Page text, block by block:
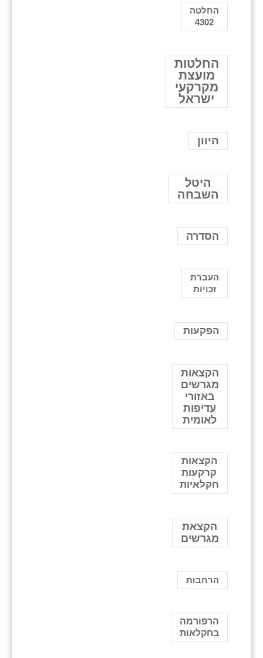
החלטה
4302
החלטות
מועצת
מקרקעי
ישראל
היוון
היטל
השבחה
הסדרה
העברת
זכויות
הפקעות
הקצאות
מגרשים
באזורי
עדיפות
לאומית
הקצאות
קרקעות
חקלאיות
הקצאת
מגרשים
הרחבות
הרפורמה
בחקלאות